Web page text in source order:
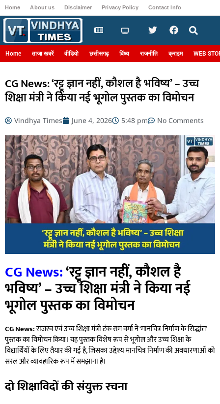
Home About us Disclaimer Privacy Policy Contact Info
Home ताजा खबरें वीडियो छत्तीसगढ़ विंध्य राजनीति क्राइम WEB
CG News: ‘रट्टू ज्ञान नहीं, कौशल है भविष्य’ – उच्च
शिक्षा मंत्री ने किया नई भूगोल पुस्तक का विमोचन
Vindhya Times June 4, 2026 5:48 pm No Comments
CG News:‘रट्टू ज्ञान नहीं, कौशल है
भविष्य’ – उच्च शिक्षा मंत्री ने किया नई
भूगोल पुस्तक का विमोचन
CG News:राजस्व एवं उच्च शिक्षा मंत्री टंक राम वर्मा ने ‘मानचित्र निर्माण के सिद्धांत’
पुस्तक का विमोचन किया। यह पुस्तक विशेष रूप से भूगोल और उच्च शिक्षा के
विद्यार्थियों के लिए तैयार की गई है, जिसका उद्देश्य मानचित्र निर्माण की अवधारणाओं को
सरल और व्यावहारिक रूप में समझाना है।
दो शिक्षाविदों की संयुक्त रचना